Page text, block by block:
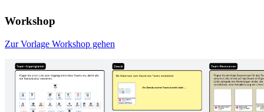
Workshop
Zur Vorlage Workshop gehen